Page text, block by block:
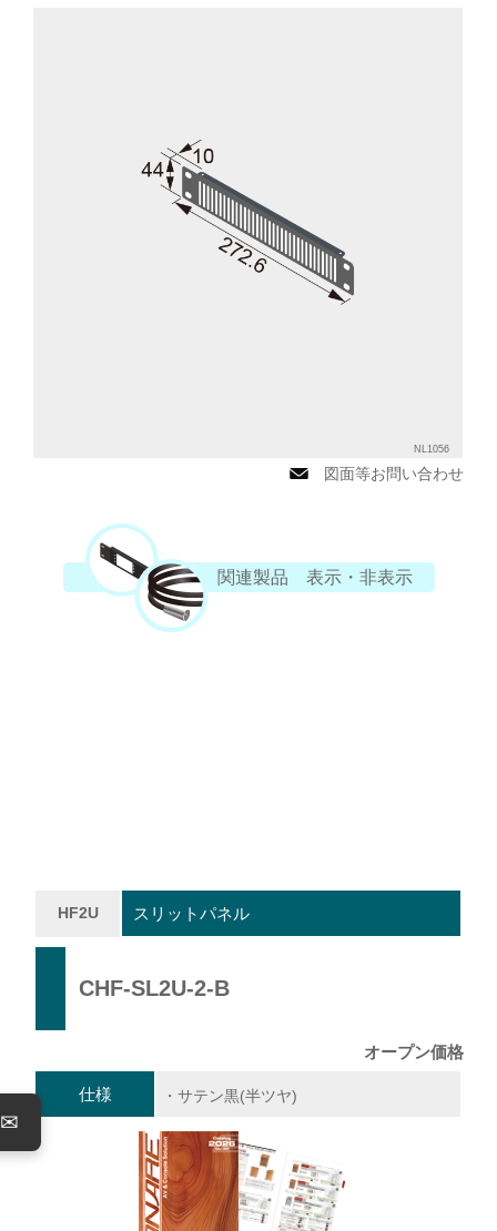
NL1056
図面等お問い合わせ
関連製品 表示・非表示
HF2U スリットパネル
CHF-SL2U-2-B
オープン価格
仕様 ・サテン黒(半ツヤ)
✉